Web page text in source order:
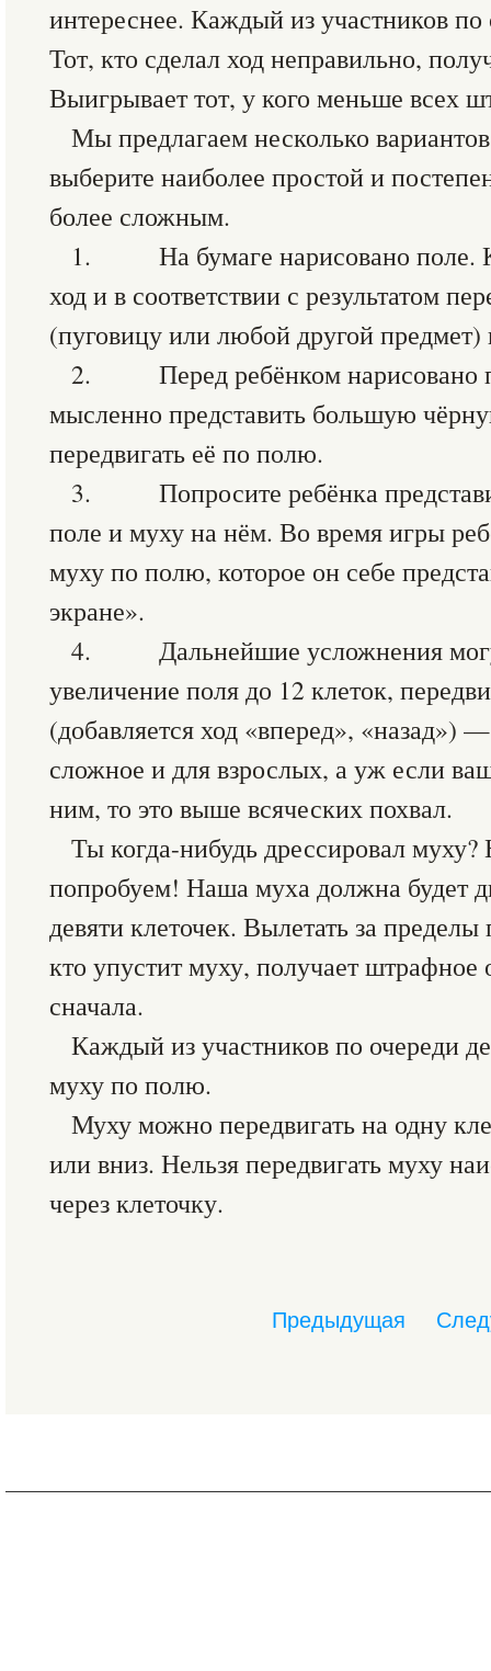
интереснее. Каждый из участников по
Тот, кто сделал ход неправильно,
Выигрывает тот, у кого меньше всех
Мы предлагаем несколько
выберите наиболее простой и
более сложным.
1. На бумаге нарисовано поле.
ход и в соответствии с результатом
(пуговицу или любой другой
2. Перед ребёнком нарисовано
мысленно представить большую
передвигать её по полю.
3. Попросите ребёнка
поле и муху на нём. Во время игры
муху по полю, которое он себе
экране».
4. Дальнейшие усложнения
увеличение поля до 12 клеток,
(добавляется ход «вперед», «назад»)
сложное и для взрослых, а уж если
ним, то это выше всяческих похвал.
Ты когда-нибудь дрессировал муху?
попробуем! Наша муха должна будет
девяти клеточек. Вылетать за
кто упустит муху, получает штрафное
сначала.
Каждый из участников по очереди
муху по полю.
Муху можно передвигать на одну
или вниз. Нельзя передвигать муху
через клеточку.
Предыдущая